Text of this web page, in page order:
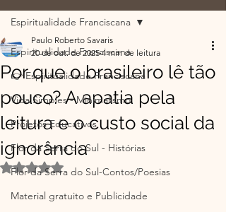
Espiritualidade Franciscana
👉 Espiritualidade Franciscana
Vida Simples - Minimalismo
Projetos Educativos
Flor da Serra do Sul - Histórias
Flor da Serra do Sul-Contos/Poesias
Material gratuito e Publicidade
Espiritualidade Franciscana
Por que o brasileiro lê tão
pouco? A apatia pela
leitura e o custo social da
ignorância
Paulo Roberto Savaris
20 de out. de 2025 4 min de leitura
Avaliado com NaN de 5 estrelas.